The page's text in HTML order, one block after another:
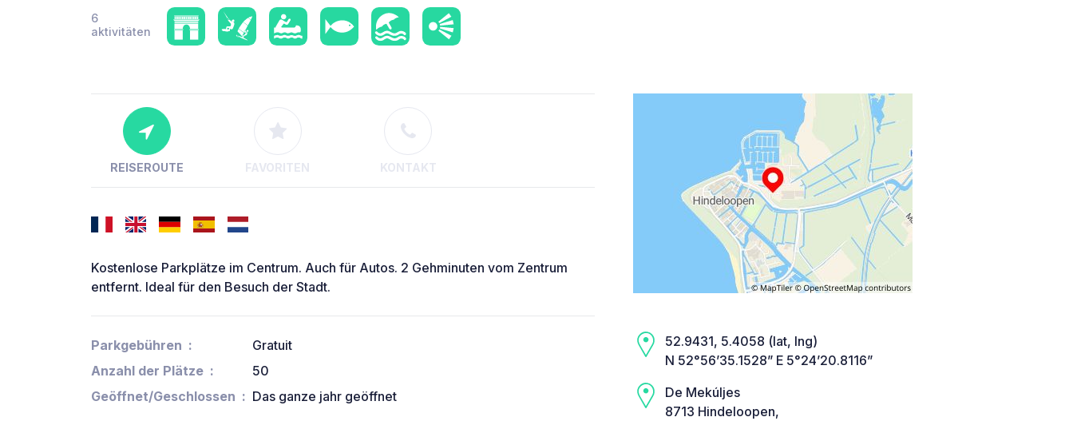
6
aktivitäten
REISEROUTE FAVORITEN KONTAKT
Kostenlose Parkplätze im Centrum. Auch für Autos. 2 Gehminuten vom Zentrum
entfernt. Ideal für den Besuch der Stadt.
Parkgebühren
Gratuit
Anzahl der Plätze
50
Geöffnet/Geschlossen
Das ganze jahr geöffnet
52.9431, 5.4058 (lat, lng)
N 52°56’35.1528” E 5°24’20.8116”
De Mekúljes
8713 Hindeloopen,